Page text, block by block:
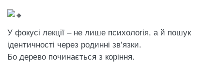
У фокусі лекції – не лише психологія, а й пошук
ідентичності через родинні зв’язки.
Бо дерево починається з коріння.